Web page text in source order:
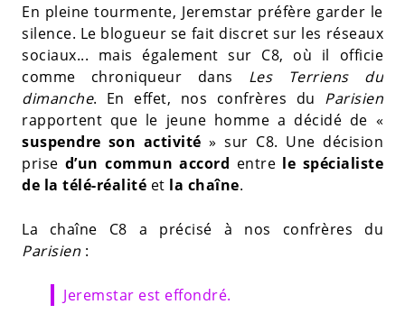
En pleine tourmente, Jeremstar préfère garder le
silence. Le blogueur se fait discret sur les réseaux
sociaux... mais également sur C8, où il officie
comme chroniqueur dans Les Terriens du
dimanche. En effet, nos confrères du Parisien
rapportent que le jeune homme a décidé de «
suspendre son activité » sur C8. Une décision
prise d’un commun accord entre le spécialiste
de la télé-réalité et la chaîne.
La chaîne C8 a précisé à nos confrères du
Parisien :
Jeremstar est effondré.